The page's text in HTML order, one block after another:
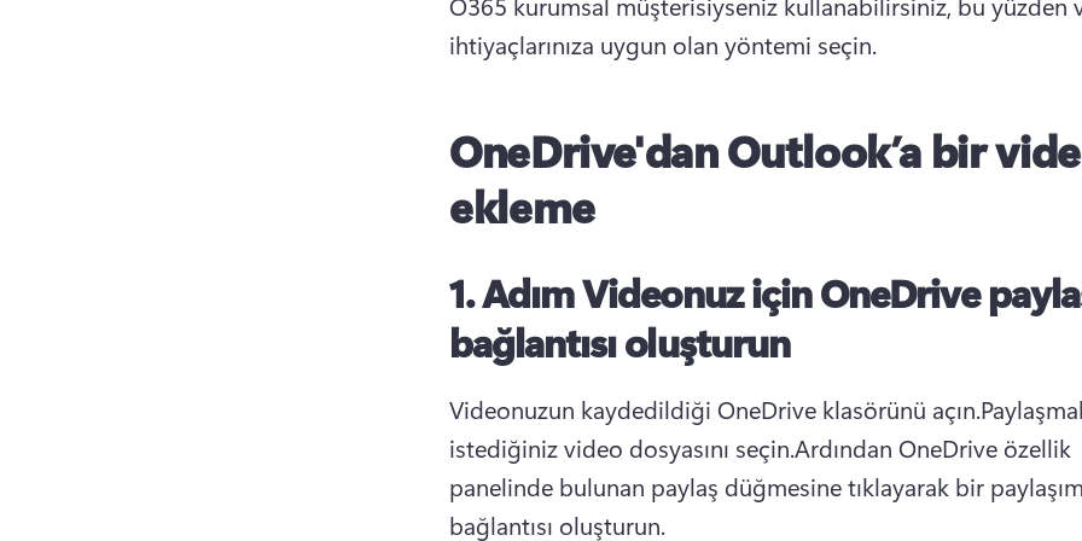
ihtiyaçlarınıza uygun olan yöntemi seçin.
OneDrive'dan Outlook’a bir
ekleme
1. AdımVideonuz için OneDrive
bağlantısı oluşturun
Videonuzun kaydedildiği OneDrive klasörünü açın.
istediğiniz video dosyasını seçin.Ardından OneDrive özellik
panelinde bulunan paylaş düğmesine tıklayarak bir paylaşım
bağlantısı oluşturun.